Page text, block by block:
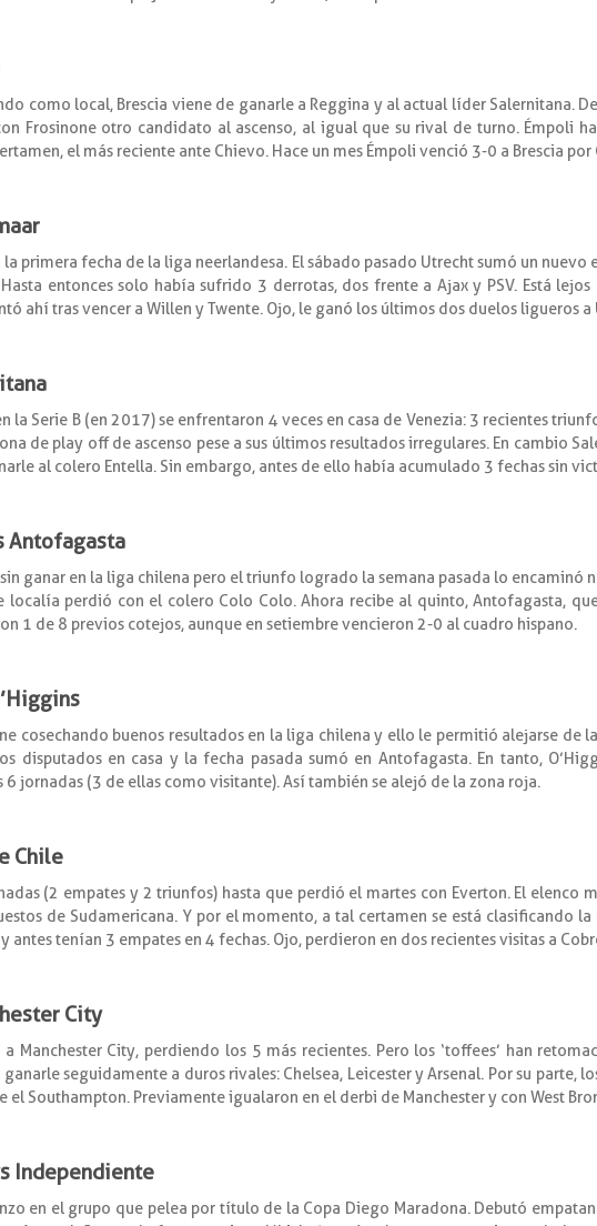
como local, Brescia viene de ganarle a Reggina y al actual líder Salernitana.
Frosinone otro candidato al ascenso, al igual que su rival de turno. Émpoli
el más reciente ante Chievo. Hace un mes Émpoli venció 3-0 a Brescia por
primera fecha de la liga neerlandesa. El sábado pasado Utrecht sumó un nuevo
entonces solo había sufrido 3 derrotas, dos frente a Ajax y PSV. Está lejos
ahí tras vencer a Willen y Twente. Ojo, le ganó los últimos dos duelos ligueros a
la Serie B (en 2017) se enfrentaron 4 veces en casa de Venezia: 3 recientes
de play off de ascenso pese a sus últimos resultados irregulares. En cambio
al colero Entella. Sin embargo, antes de ello había acumulado 3 fechas sin
Antofagasta
ganar en la liga chilena pero el triunfo logrado la semana pasada lo encaminó
localía perdió con el colero Colo Colo. Ahora recibe al quinto, Antofagasta,
1 de 8 previos cotejos, aunque en setiembre vencieron 2-0 al cuadro hispano.
cosechando buenos resultados en la liga chilena y ello le permitió alejarse de
disputados en casa y la fecha pasada sumó en Antofagasta. En tanto,
jornadas (3 de ellas como visitante). Así también se alejó de la zona roja.
Chile
(2 empates y 2 triunfos) hasta que perdió el martes con Everton. El elenco
de Sudamericana. Y por el momento, a tal certamen se está clasificando la
tenían 3 empates en 4 fechas. Ojo, perdieron en dos recientes visitas a
City
Manchester City, perdiendo los 5 más recientes. Pero los ‘toffees’ han
seguidamente a duros rivales: Chelsea, Leicester y Arsenal. Por su parte,
Southampton. Previamente igualaron en el derbi de Manchester y con West
Independiente
en el grupo que pelea por título de la Copa Diego Maradona. Debutó